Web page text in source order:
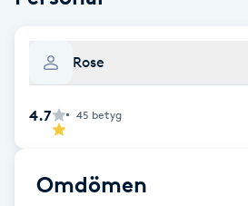
Face framing
Faceliftmassage
Rose
4.7 45 betyg
Omdömen